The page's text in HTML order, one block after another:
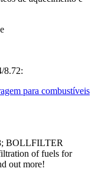
8.72:
para combustíveis